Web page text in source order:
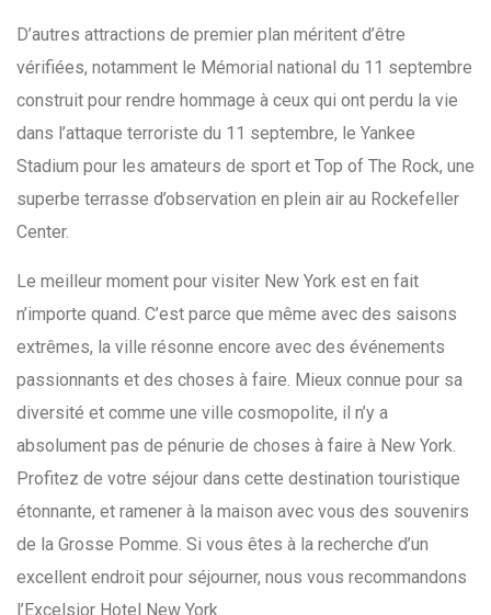
D’autres attractions de premier plan méritent d’être
vérifiées, notamment le Mémorial national du 11 septembre
construit pour rendre hommage à ceux qui ont perdu la vie
dans l’attaque terroriste du 11 septembre, le Yankee
Stadium pour les amateurs de sport et Top of The Rock, une
superbe terrasse d’observation en plein air au Rockefeller
Center.
Le meilleur moment pour visiter New York est en fait
n’importe quand. C’est parce que même avec des saisons
extrêmes, la ville résonne encore avec des événements
passionnants et des choses à faire. Mieux connue pour sa
diversité et comme une ville cosmopolite, il n’y a
absolument pas de pénurie de choses à faire à New York.
Profitez de votre séjour dans cette destination touristique
étonnante, et ramener à la maison avec vous des souvenirs
de la Grosse Pomme. Si vous êtes à la recherche d’un
excellent endroit pour séjourner, nous vous recommandons
l’Excelsior Hotel New York.